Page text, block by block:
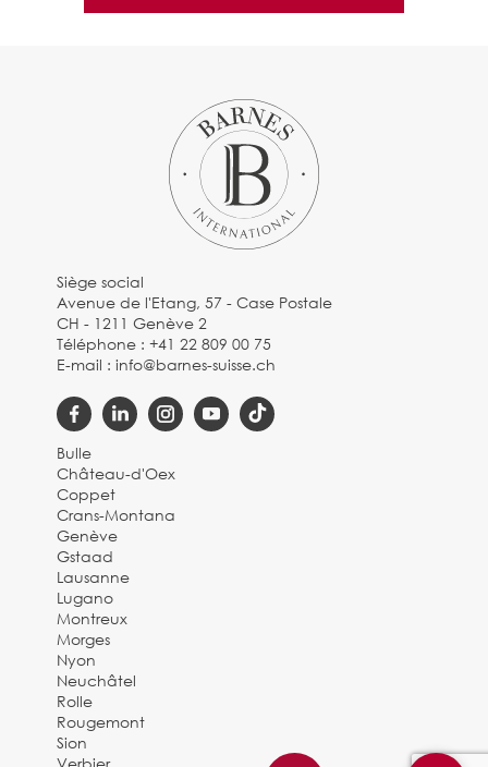
Siège social
Avenue de l'Etang, 57 - Case Postale
CH - 1211 Genève 2
Téléphone :+41 22 809 00 75
E-mail :info@barnes-suisse.ch
Bulle
Château-d'Oex
Coppet
Crans-Montana
Genève
Gstaad
Lausanne
Lugano
Montreux
Morges
Nyon
Neuchâtel
Rolle
Rougemont
Sion